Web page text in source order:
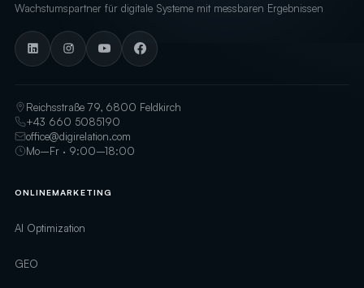
Wachstumspartner für digitale Systeme mit messbaren Ergebnissen
Reichsstraße 79, 6800 Feldkirch
+43 660 5085190
office@digirelation.com
Mo–Fr · 9:00–18:00
ONLINEMARKETING
AI Optimization
GEO